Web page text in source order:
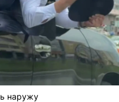
наружу